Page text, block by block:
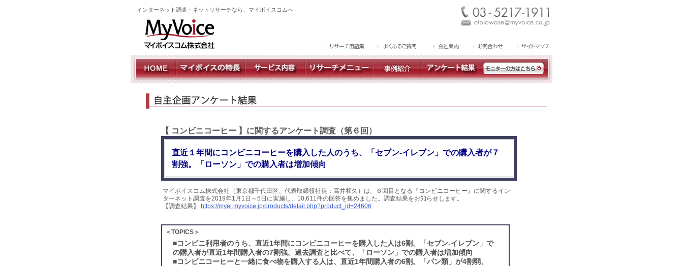
インターネット調査・ネットリサーチなら、マイボイスコムへ
【 コンビニコーヒー 】に関するアンケート調査（第６回）
直近１年間にコンビニコーヒーを購入した人のうち、「セブン-イレブン」での購入者が７
割強。「ローソン」での購入者は増加傾向
マイボイスコム株式会社（東京都千代田区、代表取締役社長：高井和久）は、６回目となる『コンビニコーヒー』に関するイン
ターネット調査を2019年1月1日～5日に実施し、10,611件の回答を集めました。調査結果をお知らせします。
【調査結果】
https://myel.myvoice.jp/products/detail.php?product_id=24606
＜TOPICS＞
■コンビニ利用者のうち、直近1年間にコンビニコーヒーを購入した人は6割。「セブン‐イレブン」で
の購入者が直近1年間購入者の7割強。過去調査と比べて、「ローソン」での購入者は増加傾向
■コンビニコーヒーと一緒に食べ物を購入する人は、直近1年間購入者の6割。「パン類」が4割弱、